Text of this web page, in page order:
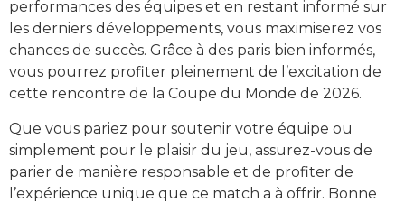
performances des équipes et en restant informé sur
les derniers développements, vous maximiserez vos
chances de succès. Grâce à des paris bien informés,
vous pourrez profiter pleinement de l’excitation de
cette rencontre de la Coupe du Monde de 2026.
Que vous pariez pour soutenir votre équipe ou
simplement pour le plaisir du jeu, assurez-vous de
parier de manière responsable et de profiter de
l’expérience unique que ce match a à offrir. Bonne